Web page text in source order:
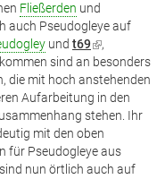
Fließerden und
auch Pseudogleye auf
und t69(Link
ist
extern)
,
sind an besonders
die mit hoch anstehenden
Aufarbeitung in den
stehen. Ihr
mit den oben
für Pseudogleye aus
nun örtlich auch auf